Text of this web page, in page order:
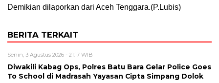
Demikian dilaporkan dari Aceh Tenggara.(P.Lubis)
BERITA TERKAIT
Senin, 3 Agustus 2026 - 21:17 WIB
Diwakili Kabag Ops, Polres Batu Bara Gelar Police Goes
To School di Madrasah Yayasan Cipta Simpang Dolok